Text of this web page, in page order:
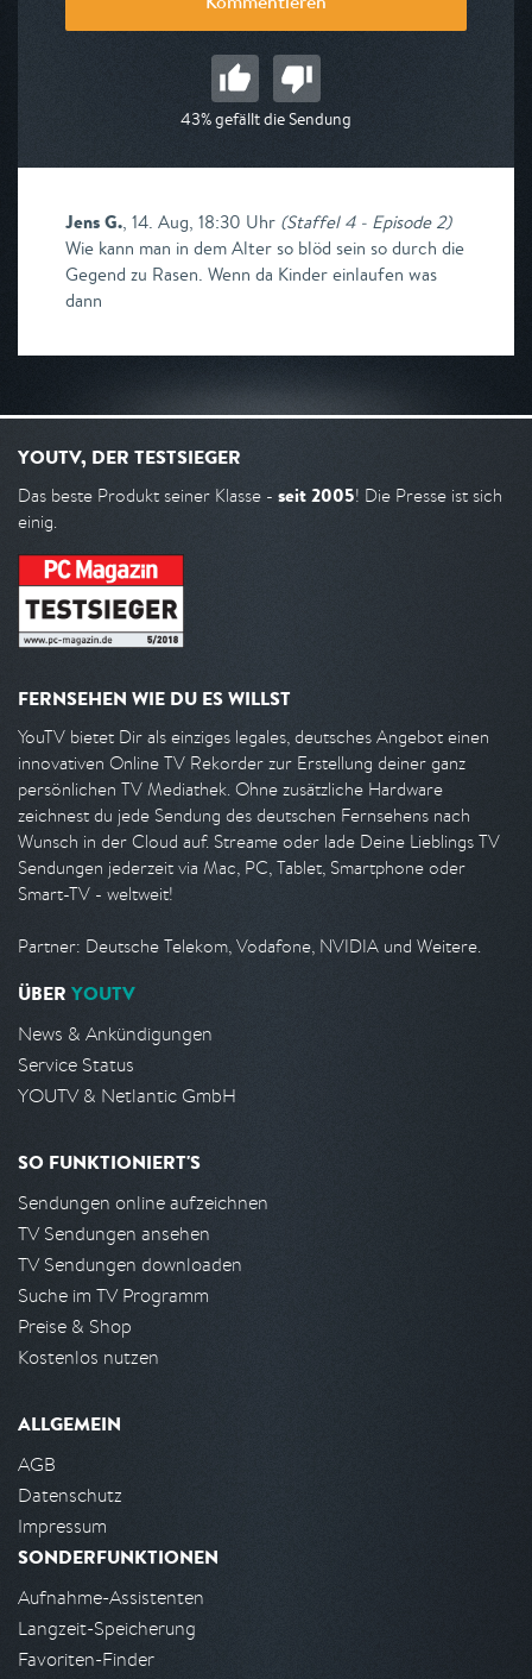
Kommentieren
43% gefällt die Sendung
Jens G., 14. Aug, 18:30 Uhr (Staffel 4 - Episode 2)
Wie kann man in dem Alter so blöd sein so durch die
Gegend zu Rasen. Wenn da Kinder einlaufen was
dann
YOUTV, DER TESTSIEGER
Das beste Produkt seiner Klasse - seit 2005! Die Presse ist sich
einig.
FERNSEHEN WIE DU ES WILLST
YouTV bietet Dir als einziges legales, deutsches Angebot einen
innovativen Online TV Rekorder zur Erstellung deiner ganz
persönlichen TV Mediathek. Ohne zusätzliche Hardware
zeichnest du jede Sendung des deutschen Fernsehens nach
Wunsch in der Cloud auf. Streame oder lade Deine Lieblings TV
Sendungen jederzeit via Mac, PC, Tablet, Smartphone oder
Smart-TV - weltweit!
Partner: Deutsche Telekom, Vodafone, NVIDIA und Weitere.
ÜBER YOUTV
News & Ankündigungen
Service Status
YOUTV & Netlantic GmbH
SO FUNKTIONIERT'S
Sendungen online aufzeichnen
TV Sendungen ansehen
TV Sendungen downloaden
Suche im TV Programm
Preise & Shop
Kostenlos nutzen
ALLGEMEIN
AGB
Datenschutz
Impressum
SONDERFUNKTIONEN
Aufnahme-Assistenten
Langzeit-Speicherung
Favoriten-Finder